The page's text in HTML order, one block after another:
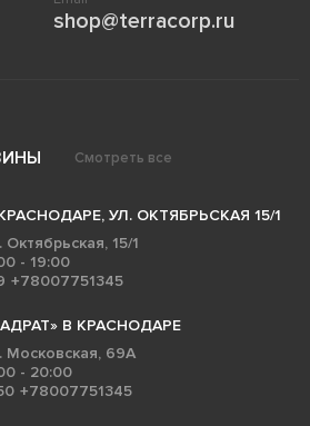
shop@terracorp.ru
Смотреть все
УЛ. ОКТЯБРЬСКАЯ 15/1
Октябрьская, 15/1
- 19:00
+78007751345
В КРАСНОДАРЕ
Московская, 69А
- 20:00
+78007751345